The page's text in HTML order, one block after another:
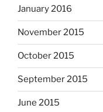
January 2016
November 2015
October 2015
September 2015
June 2015